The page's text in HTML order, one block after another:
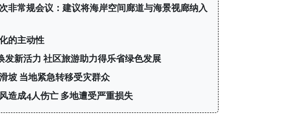
非常规会议：建议将海岸空间廊道与海景视廊纳入
的主动性
发新活力 社区旅游助力得乐省绿色发展
坡 当地紧急转移受灾群众
造成4人伤亡 多地遭受严重损失